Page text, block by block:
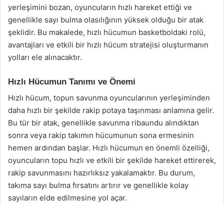
yerleşimini bozan, oyuncuların hızlı hareket ettiği ve
genellikle sayı bulma olasılığının yüksek olduğu bir atak
şeklidir. Bu makalede, hızlı hücumun basketboldaki rolü,
avantajları ve etkili bir hızlı hücum stratejisi oluşturmanın
yolları ele alınacaktır.
Hızlı Hücumun Tanımı ve Önemi
Hızlı hücum, topun savunma oyuncularının yerleşiminden
daha hızlı bir şekilde rakip potaya taşınması anlamına gelir.
Bu tür bir atak, genellikle savunma ribaundu alındıktan
sonra veya rakip takımın hücumunun sona ermesinin
hemen ardından başlar. Hızlı hücumun en önemli özelliği,
oyuncuların topu hızlı ve etkili bir şekilde hareket ettirerek,
rakip savunmasını hazırlıksız yakalamaktır. Bu durum,
takıma sayı bulma fırsatını artırır ve genellikle kolay
sayıların elde edilmesine yol açar.